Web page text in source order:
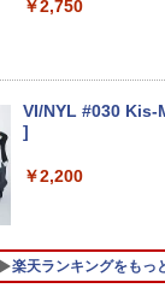
11850H 32GB 爆
ソコン 中古パソ
￥86,990
型(インチ) 第13
35U(Raptor Lake)
Core i5 8400T/
B M.2 NVMe
ice 無線LAN 中古
パソコン PC 【中
中古パソコン 一
角度調整 高視野
￥13,980
【最短即日発送】
ニター 24インチ
ビジネス用
￥2,750
VI/NYL #030 Kis-
]
￥2,200
楽天ランキングをもっ